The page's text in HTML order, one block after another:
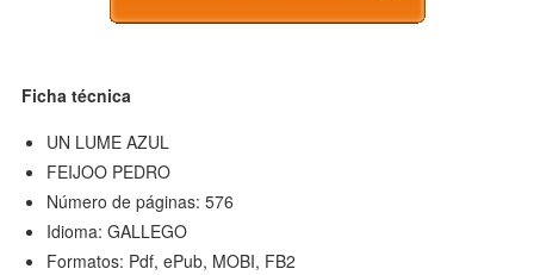
Ficha técnica
UN LUME AZUL
FEIJOO PEDRO
Número de páginas: 576
Idioma: GALLEGO
Formatos: Pdf, ePub, MOBI, FB2